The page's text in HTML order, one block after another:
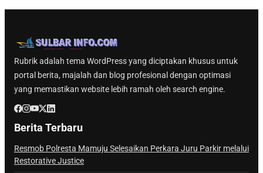
Rubrik adalah tema WordPress yang diciptakan khusus untuk
portal berita, majalah dan blog profesional dengan optimasi
yang memastikan website lebih ramah oleh search engine.
Berita Terbaru
Resmob Polresta Mamuju Selesaikan Perkara Juru Parkir melalui
Restorative Justice